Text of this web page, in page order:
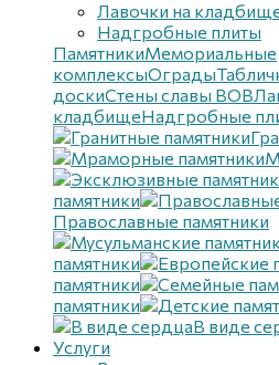
Лавочки на
Надгробные плиты
ПамятникиМемориальные
комплексыОграды
доскиСтены славы ВОВ
кладбищеНадгробные
памятники
Православные памятники
памятники
памятники
памятники
В виде
Услуги